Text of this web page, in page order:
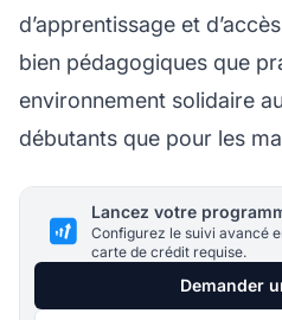
d’apprentissage et
bien pédagogiques que
environnement solidaire
débutants que pour les
Lancez votre
Configurez le suivi avancé
carte de crédit requise.
Demander